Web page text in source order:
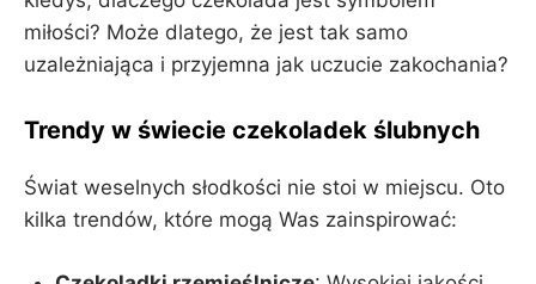
miłości? Może dlatego, że jest tak samo
uzależniająca i przyjemna jak uczucie zakochania?
Trendy w świecie czekoladek ślubnych
Świat weselnych słodkości nie stoi w miejscu. Oto
kilka trendów, które mogą Was zainspirować: